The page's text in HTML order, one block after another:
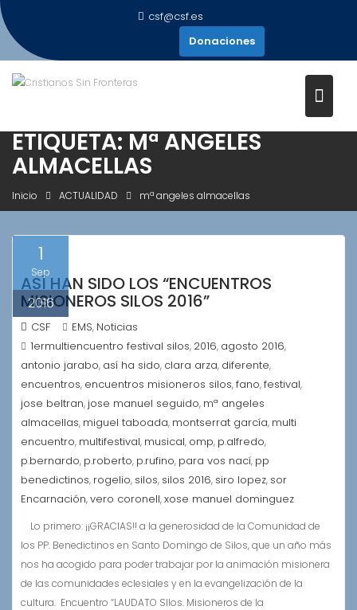
Saltar
al
contenido
csf@csf.es
Donaciones
ETIQUETA:Mª ANGELES
ALMACELLAS
Inicio ACTUALIDAD mª angeles almacellas
1
Sep
2016
ASÍ HAN SIDO LOS “ENCUENTROS
MISIONEROS SILOS 2016”
CSF EMS, Noticias
1ermultiencuentro festival silos, 2016, agosto 2016,
antonio jarabo, así ha sido, clara arza, diferente,
encuentros, encuentros misioneros silos,fano,festival,
jose beltran, jose manuel seguido, mª angeles
almacellas, miguel taboada, montserrat garcía, multi
encuentro, multifestival, musical, omp, p.alfredo,
p.bernardo, p.roberto, p.rufino, para vos nací, pp
benedictinos, rogelio, silos, silos 2016, siro lopez, sor
Encarnación,vero coronell,xose manuel dominguez
Lo primero: ¡¡GRACIAS!! a la generosidad de la Comunidad de
los PP. Benedictinos en Santo Domingo de Silos, que un año más
nos ha acogido para poder trabajar por la animación misionera
de las comunidades eclesiales y en la evangelización de la
cultura. Encuentro “LAUDATO SIlos. Misioneros de la